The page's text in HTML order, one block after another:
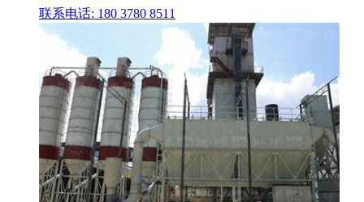
联系电话: 180 3780 8511